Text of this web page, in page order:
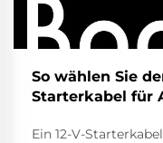
So wählen Sie
Starterkabel für
Ein 12-V-